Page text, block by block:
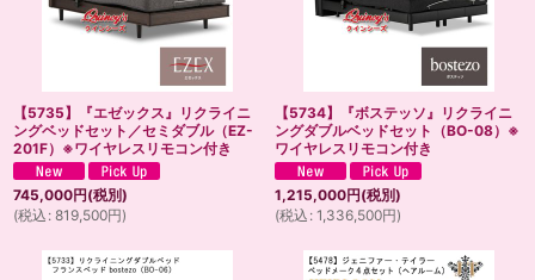
【5735】『エゼックス』リクライニ
ングベッドセット／セミダブル（EZ-
201F）※ワイヤレスリモコン付き
745,000円(税別)
(税込 : 819,500円)
【5734】『ボステッソ』リクライニ
ングダブルベッドセット（BO-08）※
ワイヤレスリモコン付き
1,215,000円(税別)
(税込 : 1,336,500円)